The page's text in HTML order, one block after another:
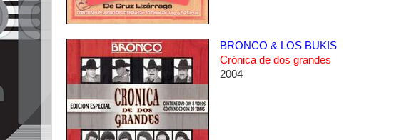
BRONCO & LOS BUKIS
Crónica de dos grandes
2004